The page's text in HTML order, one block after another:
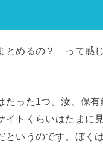
とめるの？ って感
たった1つ。汝、保
イトくらいはたまに
というのです。ぼく